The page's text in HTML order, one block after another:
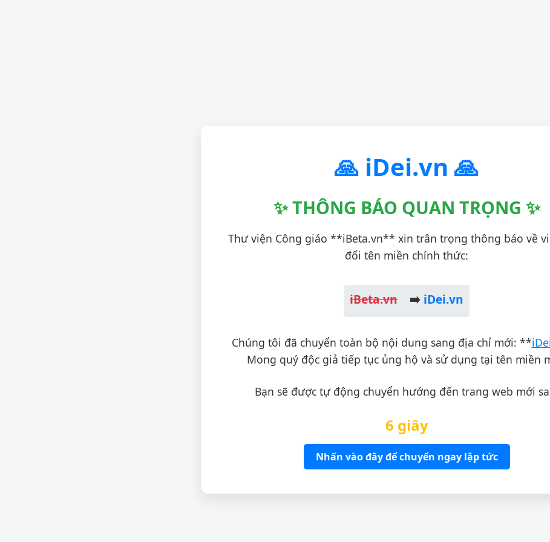
🙏 iDei.vn 🙏
✨ THÔNG BÁO QUAN TRỌNG ✨
Thư viện Công giáo **iBeta.vn** xin trân trọng thông báo về
đổi tên miền chính thức:
iBeta.vn ➡️ iDei.vn
Chúng tôi đã chuyển toàn bộ nội dung sang địa chỉ mới: **
Mong quý độc giả tiếp tục ủng hộ và sử dụng tại tên miền
Bạn sẽ được tự động chuyển hướng đến trang web mới
6 giây
Nhấn vào đây để chuyển ngay lập tức